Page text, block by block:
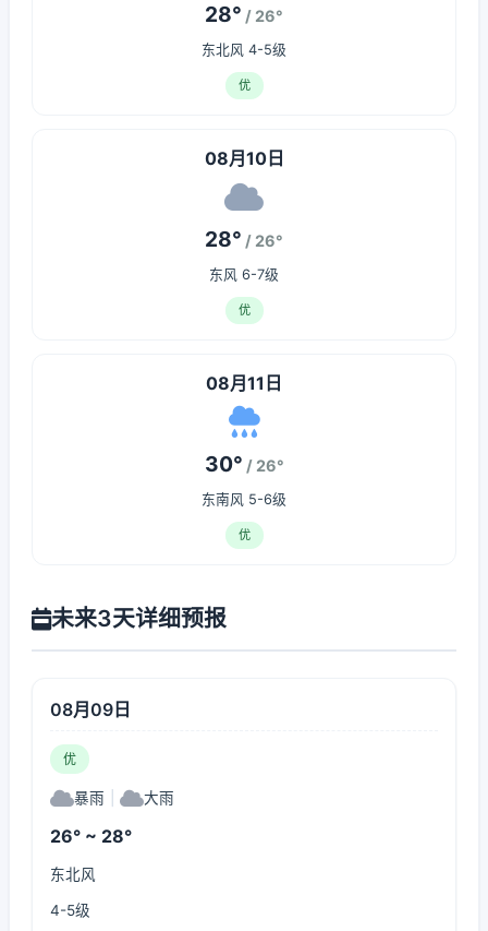
28° / 26°
东北风 4-5级
优
08月10日
28° / 26°
东风 6-7级
优
08月11日
30° / 26°
东南风 5-6级
优
未来3天详细预报
08月09日
优
暴雨 大雨
26° ~ 28°
东北风
4-5级